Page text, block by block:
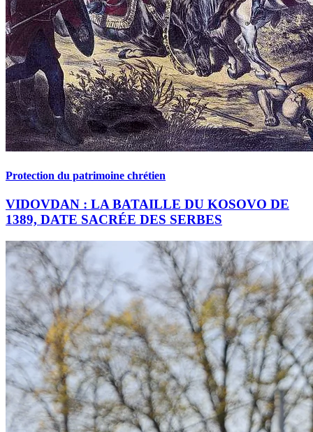
Protection du patrimoine chrétien
VIDOVDAN : LA BATAILLE DU KOSOVO DE
1389, DATE SACRÉE DES SERBES